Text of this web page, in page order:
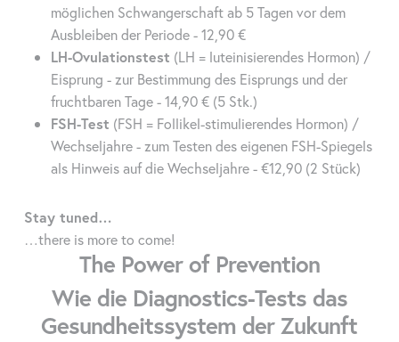
möglichen Schwangerschaft ab 5 Tagen vor dem
Ausbleiben der Periode - 12,90 €
LH-Ovulationstest (LH = luteinisierendes Hormon) /
Eisprung - zur Bestimmung des Eisprungs und der
fruchtbaren Tage - 14,90 € (5 Stk.)
FSH-Test (FSH = Follikel-stimulierendes Hormon) /
Wechseljahre - zum Testen des eigenen FSH-Spiegels
als Hinweis auf die Wechseljahre - €12,90 (2 Stück)
Stay tuned…
…there is more to come!
The Power of Prevention
Wie die Diagnostics-Tests das
Gesundheitssystem der Zukunft